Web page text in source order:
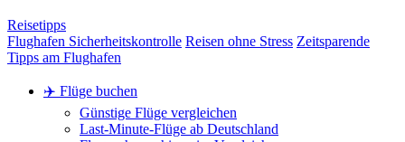
Reisetipps
Flughafen Sicherheitskontrolle Reisen ohne Stress Zeitsparende
Tipps am Flughafen
✈️ Flüge buchen
Günstige Flüge vergleichen
Last-Minute-Flüge ab Deutschland